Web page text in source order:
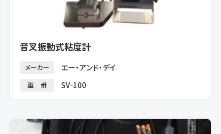
音叉振動式粘度計
メーカー エー・アンド・デイ
型 番 SV-100